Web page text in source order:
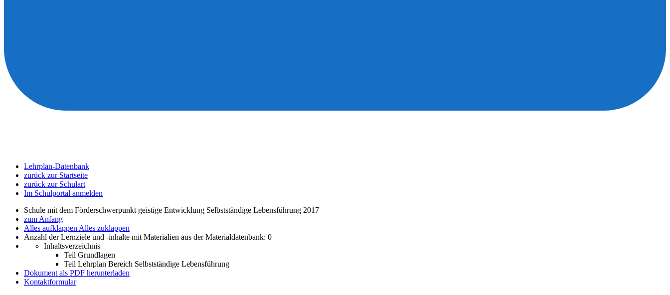
Lehrplan-Datenbank
zurück zur Startseite
zurück zur Schulart
Im Schulportal anmelden
Schule mit dem Förderschwerpunkt geistige Entwicklung Selbstständige Lebensführung 2017
zum Anfang
Alles aufklappen Alles zuklappen
Anzahl der Lernziele und -inhalte mit Materialien aus der Materialdatenbank: 0
Inhaltsverzeichnis
Teil Grundlagen
Teil Lehrplan Bereich Selbstständige Lebensführung
Dokument als PDF herunterladen
Kontaktformular